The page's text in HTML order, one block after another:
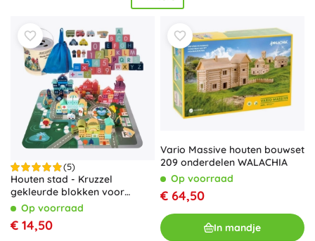
Houten bouwsets zijn bovendienmilieuvriendelijk
om aan te raken. Houten bouwsets leren kinderen op een
natuurlijke manier plannen, proberen en ontdekken: ze
ontwikkelenlogisch denken
, geduld en gevoel voor balans.
Sets met blokken voor het sorteren van vormen en
kleuren, creatieve bouwsets en Montessori-materialen
stimuleren zelfstandig spel en betekenisvol leren. Bouw
torens, bruggen, banen en een hele stad – elk project
verandert inleren met plezier
(5)
Houten stad - Kruzzel
gekleurde blokken voor
kinderen
Op voorraad
€ 14,50
Vario Massive houten bouwset
209 onderdelen WALACHIA
Op voorraad
€ 64,50
In mandje